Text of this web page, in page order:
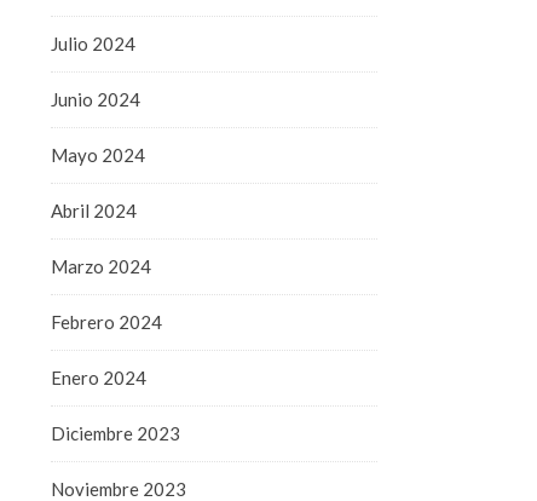
Julio 2024
Junio 2024
Mayo 2024
Abril 2024
Marzo 2024
Febrero 2024
Enero 2024
Diciembre 2023
Noviembre 2023